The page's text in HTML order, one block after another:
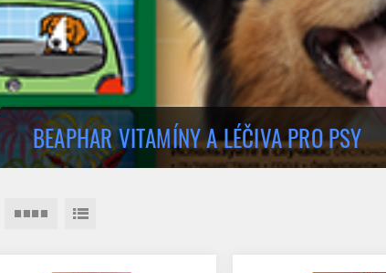
BEAPHAR VITAMÍNY A LÉČIVA PRO PSY